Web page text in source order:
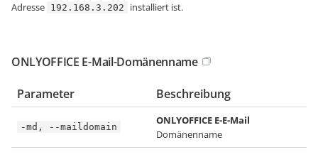
Adresse 192.168.3.202 installiert ist.
ONLYOFFICE E-Mail-Domänenname
Parameter Beschreibung
-md, --maildomain
ONLYOFFICE E-E-Mail
Domänenname